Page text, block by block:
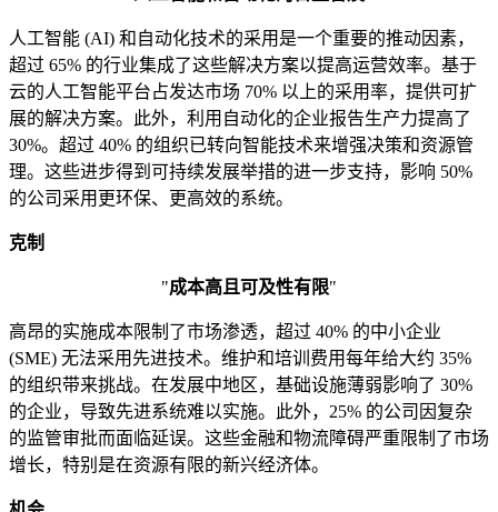
人工智能 (AI) 和自动化技术的采用是一个重要的推动因素，
超过 65% 的行业集成了这些解决方案以提高运营效率。基于
云的人工智能平台占发达市场 70% 以上的采用率，提供可扩
展的解决方案。此外，利用自动化的企业报告生产力提高了
30%。超过 40% 的组织已转向智能技术来增强决策和资源管
理。这些进步得到可持续发展举措的进一步支持，影响 50%
的公司采用更环保、更高效的系统。
克制
"成本高且可及性有限"
高昂的实施成本限制了市场渗透，超过 40% 的中小企业
(SME) 无法采用先进技术。维护和培训费用每年给大约 35%
的组织带来挑战。在发展中地区，基础设施薄弱影响了 30%
的企业，导致先进系统难以实施。此外，25% 的公司因复杂
的监管审批而面临延误。这些金融和物流障碍严重限制了市场
增长，特别是在资源有限的新兴经济体。